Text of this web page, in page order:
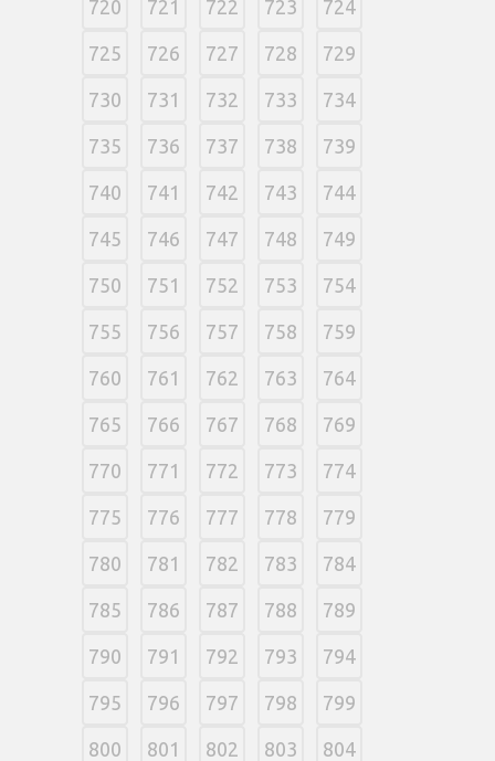
720 721 722 723 724
725 726 727 728 729
730 731 732 733 734
735 736 737 738 739
740 741 742 743 744
745 746 747 748 749
750 751 752 753 754
755 756 757 758 759
760 761 762 763 764
765 766 767 768 769
770 771 772 773 774
775 776 777 778 779
780 781 782 783 784
785 786 787 788 789
790 791 792 793 794
795 796 797 798 799
800 801 802 803 804